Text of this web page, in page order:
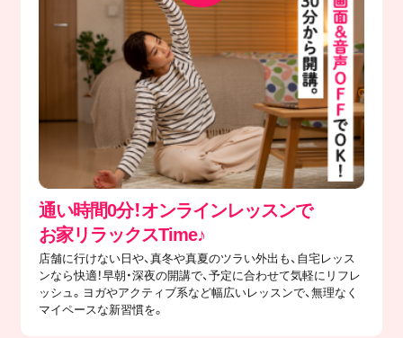
通い時間0分！オンラインレッスンで
​お家リラックスTime♪
店舗に行けない日や、真冬や真夏のツラい外出も、自宅レッス
ンなら快適！早朝・深夜の開講で、予定に合わせて気軽にリフレ
ッシュ。ヨガやアクティブ系など幅広いレッスンで、無理なく
マイペースな新習慣を。